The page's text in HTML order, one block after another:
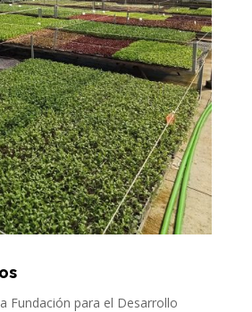
Fundación para el Desarrollo